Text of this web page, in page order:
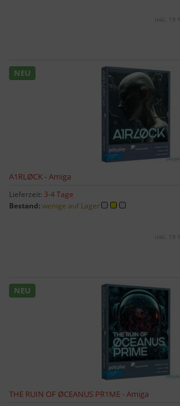
inkl. 19
NEU
A1RLØCK - Amiga
Lieferzeit: 3-4 Tage
Bestand:wenige auf Lager
inkl. 19
NEU
THE RUIN OF ØCEANUS PR1ME - Amiga